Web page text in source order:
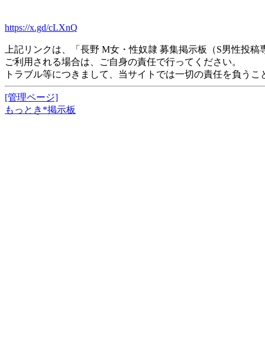
https://x.gd/cLXnQ
上記リンクは、「長野 M女・性奴隷 募集掲示板（S男性投
ご利用される場合は、ご自身の責任で行ってください。
トラブル等につきまして、当サイトでは一切の責任を負うこ
[管理ページ]
もっとき*掲示板